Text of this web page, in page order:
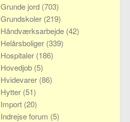
Grunde jord (703)
Grundskoler (219)
Håndværksarbejde (42)
Helårsboliger (339)
Hospitaler (186)
Hovedjob (5)
Hvidevarer (86)
Hytter (51)
Import (20)
Indrejse forum (5)